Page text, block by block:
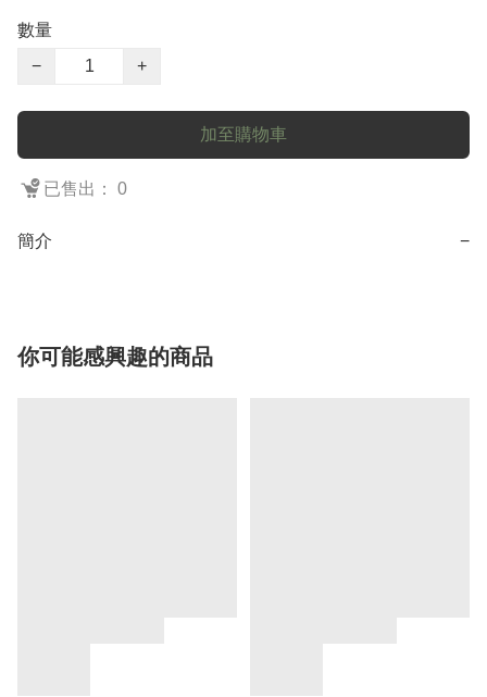
數量
−
+
加至購物車
已售出： 0
簡介 −
你可能感興趣的商品